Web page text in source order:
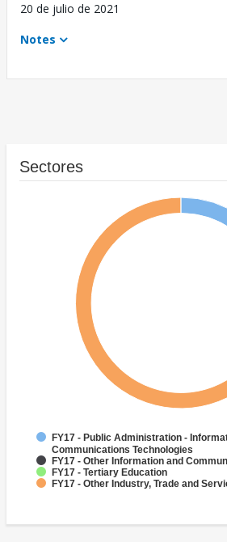
20 de julio de 2021
Notes
Sectores
FY17 - Public Administration -
Communications Technologies
FY17 - Other Information and
FY17 - Tertiary Education
FY17 - Other Industry, Trade and